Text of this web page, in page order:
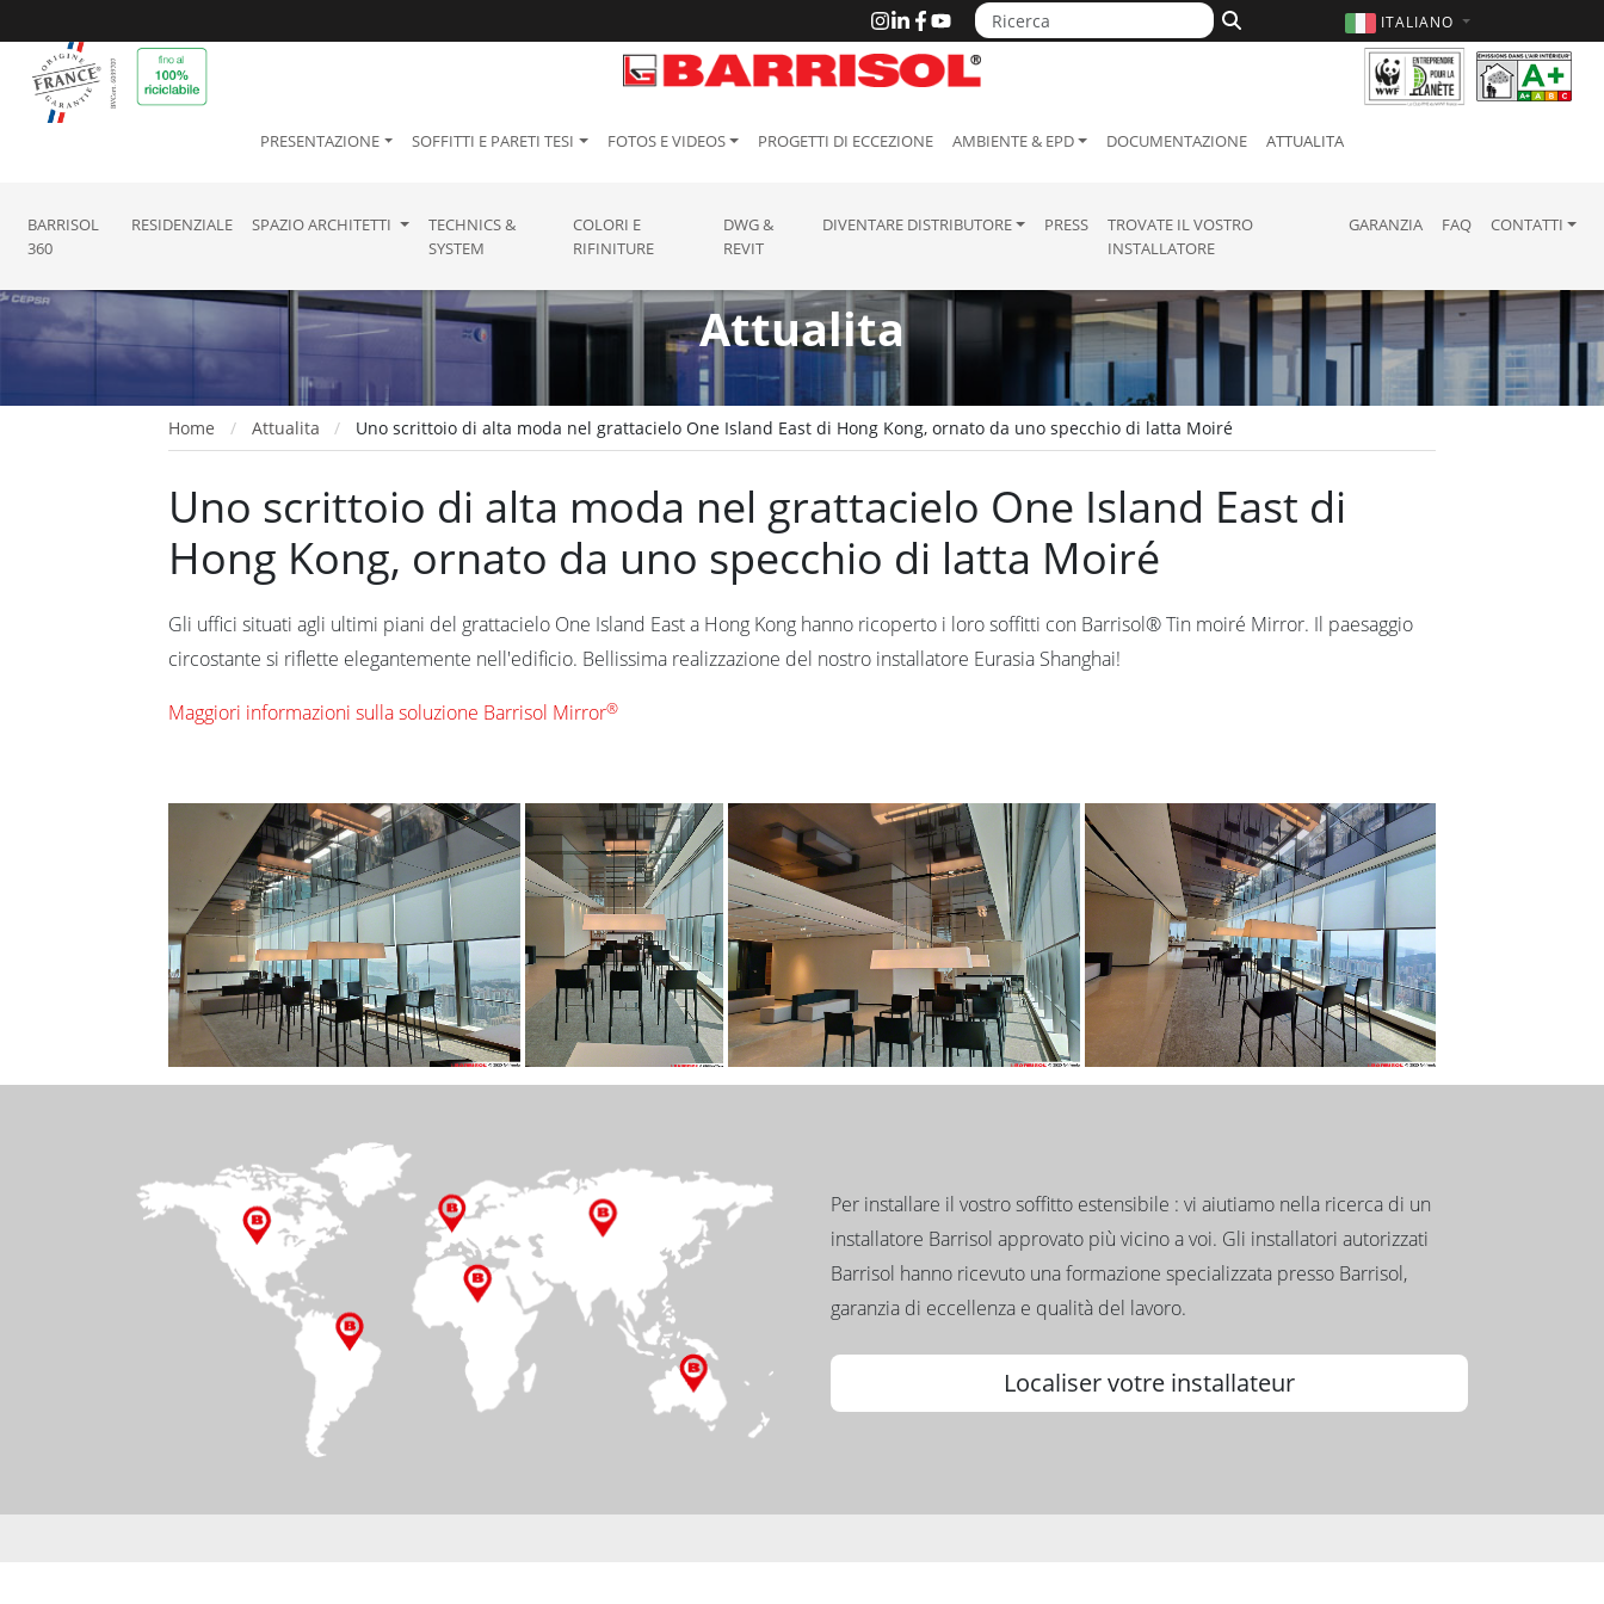
ITALIANO
PRESENTAZIONE SOFFITTI E PARETI TESI FOTOS E VIDEOS PROGETTI DI ECCEZIONE AMBIENTE & EPD DOCUMENTAZIONE ATTUALITA
BARRISOL
360
RESIDENZIALE SPAZIO ARCHITETTI
TECHNICS &
SYSTEM
COLORI E
RIFINITURE
DWG &
REVIT
DIVENTARE DISTRIBUTORE PRESS
TROVATE IL VOSTRO
INSTALLATORE
GARANZIA FAQ CONTATTI
Attualita
Home Attualita Uno scrittoio di alta moda nel grattacielo One Island East di Hong Kong, ornato da uno specchio di latta Moiré
Uno scrittoio di alta moda nel grattacielo One Island East di
Hong Kong, ornato da uno specchio di latta Moiré
Gli uffici situati agli ultimi piani del grattacielo One Island East a Hong Kong hanno ricoperto i loro soffitti con Barrisol® Tin moiré Mirror. Il paesaggio
circostante si riflette elegantemente nell'edificio. Bellissima realizzazione del nostro installatore Eurasia Shanghai!
Maggiori informazioni sulla soluzione Barrisol Mirror®
Per installare il vostro soffitto estensibile : vi aiutiamo nella ricerca di un
installatore Barrisol approvato più vicino a voi. Gli installatori autorizzati
Barrisol hanno ricevuto una formazione specializzata presso Barrisol,
garanzia di eccellenza e qualità del lavoro.
Localiser votre installateur